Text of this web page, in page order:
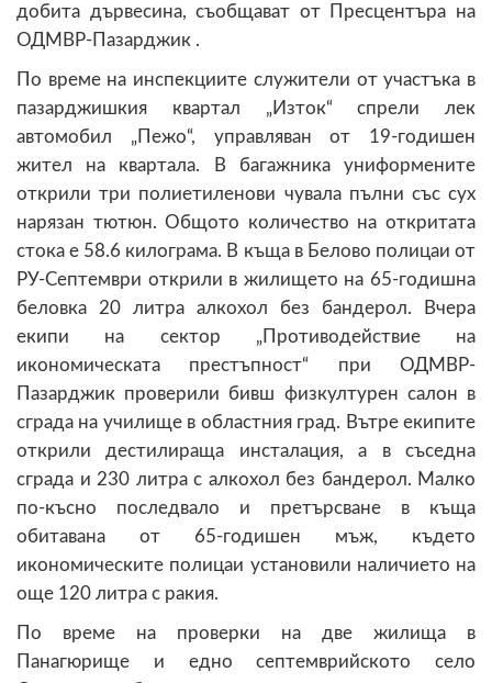
добита дървесина, съобщават от Пресцентъра на
ОДМВР-Пазарджик .
По време на инспекциите служители от участъка в
пазарджишкия квартал „Изток“ спрели лек
автомобил „Пежо“, управляван от 19-годишен
жител на квартала. В багажника униформените
открили три полиетиленови чувала пълни със сух
нарязан тютюн. Общото количество на откритата
стока е 58.6 килограма. В къща в Белово полицаи от
РУ-Септември открили в жилището на 65-годишна
беловка 20 литра алкохол без бандерол. Вчера
екипи на сектор „Противодействие на
икономическата престъпност“ при ОДМВР-
Пазарджик проверили бивш физкултурен салон в
сграда на училище в областния град. Вътре екипите
открили дестилираща инсталация, а в съседна
сграда и 230 литра с алкохол без бандерол. Малко
по-късно последвало и претърсване в къща
обитавана от 65-годишен мъж, където
икономическите полицаи установили наличието на
още 120 литра с ракия.
По време на проверки на две жилища в
Панагюрище и едно септемврийското село